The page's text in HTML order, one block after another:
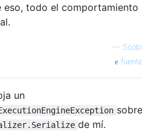
()
explicit operator T(
implicit
new Nullable<T>(i_value);
eso, todo el comportamiento
— Scobi
fuente
un
sobre
de mí.